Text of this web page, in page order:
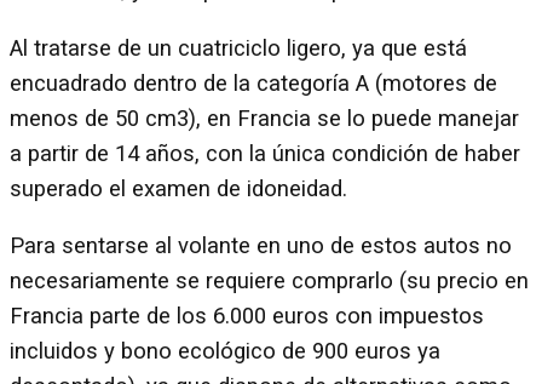
Al tratarse de un cuatriciclo ligero, ya que está
encuadrado dentro de la categoría A (motores de
menos de 50 cm3), en Francia se lo puede manejar
a partir de 14 años, con la única condición de haber
superado el examen de idoneidad.
Para sentarse al volante en uno de estos autos no
necesariamente se requiere comprarlo (su precio en
Francia parte de los 6.000 euros con impuestos
incluidos y bono ecológico de 900 euros ya